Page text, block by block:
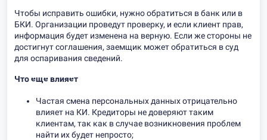
Чтобы исправить ошибки, нужно обратиться в банк или в
БКИ. Организации проведут проверку, и если клиент прав,
информация будет изменена на верную. Если же стороны не
достигнут соглашения, заемщик может обратиться в суд
для оспаривания сведений.
Что еще влияет
Частая смена персональных данных отрицательно
влияет на КИ. Кредиторы не доверяют таким
клиентам, так как в случае возникновения проблем
найти их будет непросто;